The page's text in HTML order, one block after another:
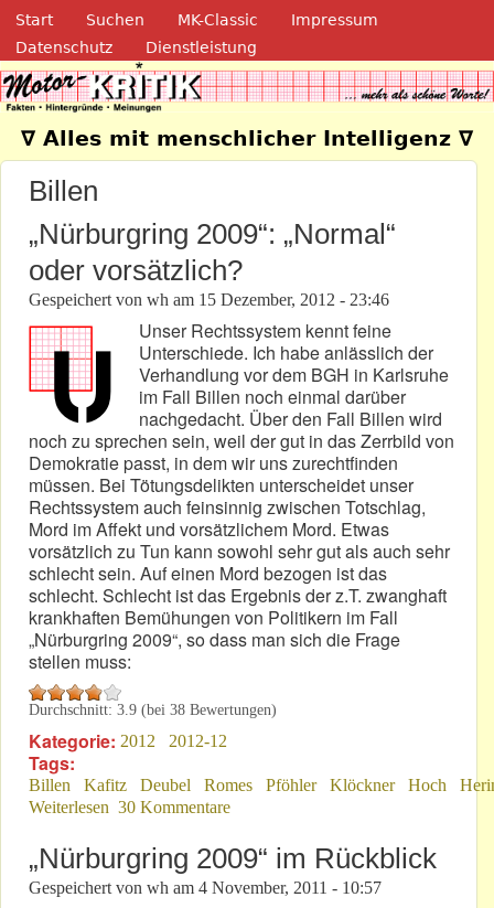
Direkt zum Inhalt
Navigation
Start Suchen MK-Classic
Impressum
Datenschutz
Dienstleistung
Motor-Kritik.de
∇ Alles mit menschlicher Intelligenz ∇
Billen
„Nürburgring 2009“: „Normal“
oder vorsätzlich?
Gespeichert von wh am 15 Dezember, 2012 - 23:46
Unser Rechtssystem kennt feine
Unterschiede. Ich habe anlässlich der
Verhandlung vor dem BGH in Karlsruhe
im Fall Billen noch einmal darüber
nachgedacht. Über den Fall Billen wird
noch zu sprechen sein, weil der gut in das Zerrbild von
Demokratie passt, in dem wir uns zurechtfinden
müssen. Bei Tötungsdelikten unterscheidet unser
Rechtssystem auch feinsinnig zwischen Totschlag,
Mord im Affekt und vorsätzlichem Mord. Etwas
vorsätzlich zu Tun kann sowohl sehr gut als auch sehr
schlecht sein. Auf einen Mord bezogen ist das
schlecht. Schlecht ist das Ergebnis der z.T. zwanghaft
krankhaften Bemühungen von Politikern im Fall
„Nürburgring 2009“, so dass man sich die Frage
stellen muss:
Durchschnitt: 3.9 (bei 38 Bewertungen)
Kategorie: 2012 2012-12
Tags:
Billen Kafitz Deubel Romes Pföhler Klöckner Hoch
Weiterlesen über „Nürburgring 2009“: „Normal“ oder vorsätzlich?
30 Kommentare
„Nürburgring 2009“ im Rückblick
Gespeichert von wh am 4 November, 2011 - 10:57